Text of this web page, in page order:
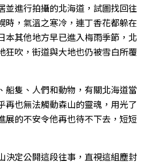
並進行拍攝的北海道，試圖找回往
時，氣溫之寒冷，連丁香花都躲在
本其他地方早已進入梅雨季節，北
狂吹，街道與大地也仍被雪白所覆
船隻、人們和動物，有關北海道當
再也無法觸動森山的靈魂，用光了
展的不安令他再也待不下去，短短
決定公開這段往事，直視這組塵封